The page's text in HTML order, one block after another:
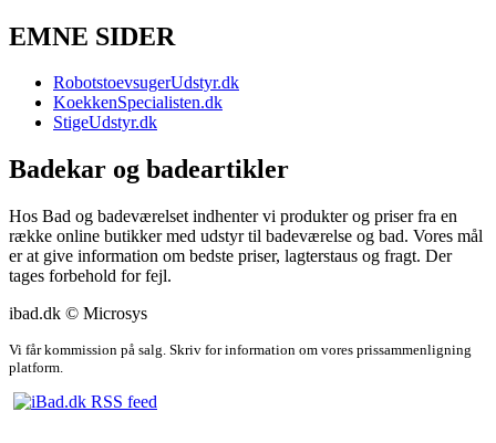
EMNE SIDER
RobotstoevsugerUdstyr.dk
KoekkenSpecialisten.dk
StigeUdstyr.dk
Badekar og badeartikler
Hos Bad og badeværelset indhenter vi produkter og priser fra en
række online butikker med udstyr til badeværelse og bad. Vores mål
er at give information om bedste priser, lagterstaus og fragt. Der
tages forbehold for fejl.
ibad.dk © Microsys
Vi får kommission på salg. Skriv for information om vores prissammenligning
platform.